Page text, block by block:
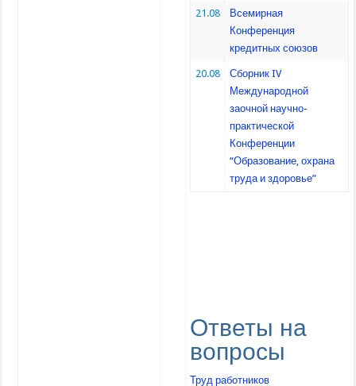
21.08
Всемирная
Конференция
кредитных союзов
20.08
Сборник IV
Международной
заочной научно-
практической
Конференции
“Образование, охрана
труда и здоровье”
Ответы на
вопросы
Труд работников